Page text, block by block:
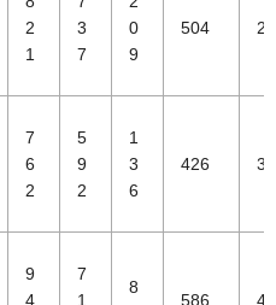
2
1
3
7
0
9
504 24
7
6
2
5
9
2
1
3
6
426 30
9
4
7
1
8
586 42